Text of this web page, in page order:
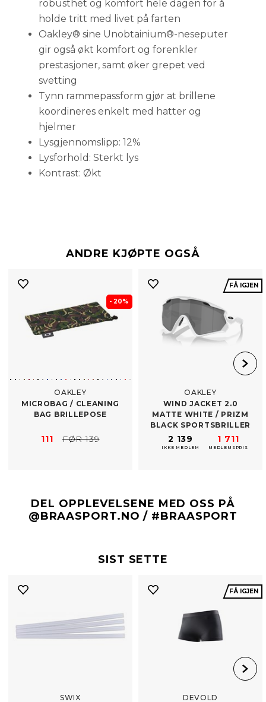
robusthet og komfort hele dagen for å
holde tritt med livet på farten
Oakley® sine Unobtainium®-neseputer
gir også økt komfort og forenkler
prestasjoner, samt øker grepet ved
svetting
Tynn rammepassform gjør at brillene
koordineres enkelt med hatter og
hjelmer
Lysgjennomslipp: 12%
Lysforhold: Sterkt lys
Kontrast: Økt
ANDRE KJØPTE OGSÅ
- 20%
OAKLEY
MICROBAG /​ CLEANING
BAG BRILLEPOSE
111 FØR 139
FÅ IGJEN
OAKLEY
WIND JACKET 2.0
MATTE WHITE /​ PRIZM
BLACK SPORTSBRILLER
2 139
IKKE MEDLEM
1 711
MEDLEMSPRIS
DEL OPPLEVELSENE MED OSS PÅ
@BRAASPORT.NO / #BRAASPORT
SIST SETTE
SWIX
FÅ IGJEN
DEVOLD